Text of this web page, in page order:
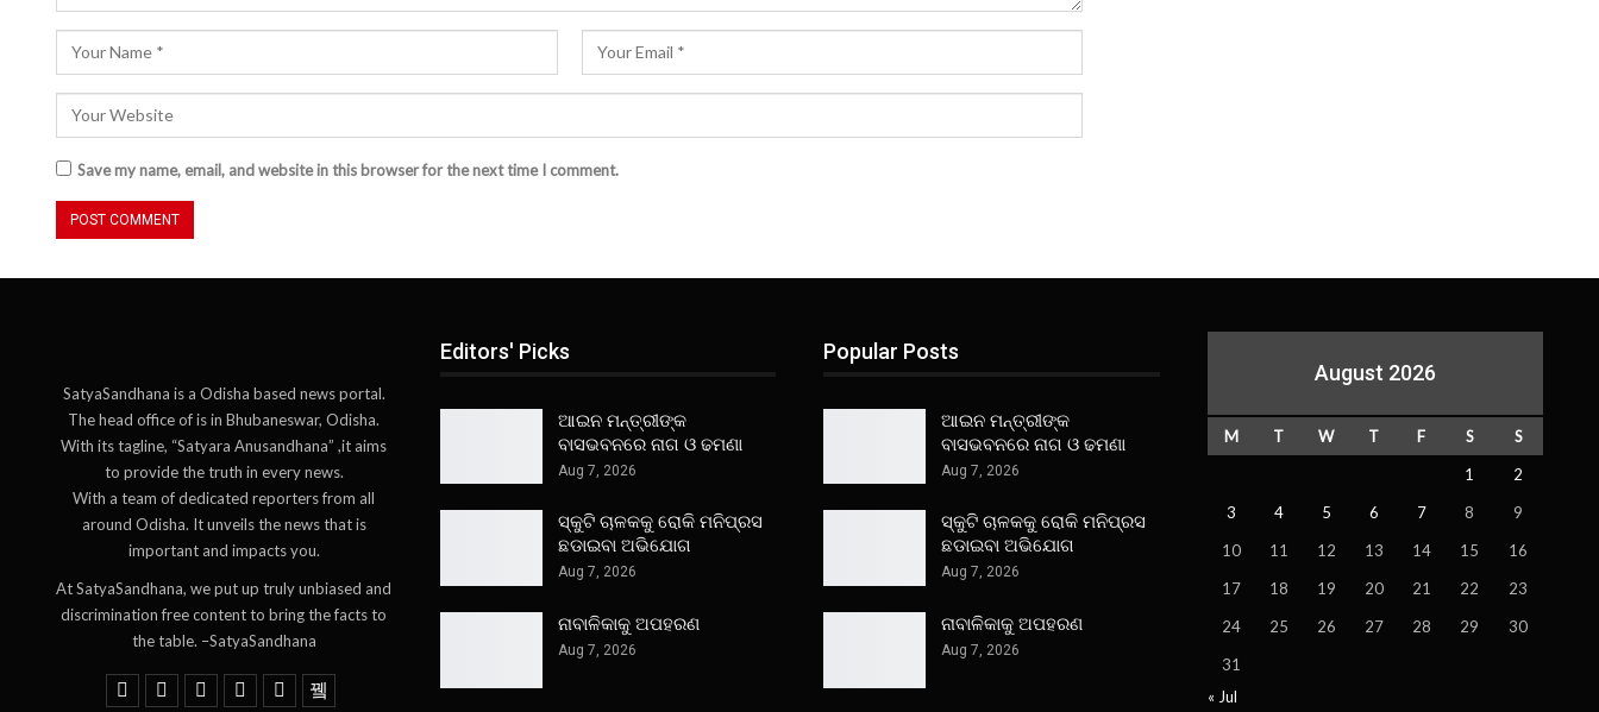
Save my name, email, and website in this browser for the next time I comment.
SatyaSandhana is a Odisha based news portal.
The head office of is in Bhubaneswar, Odisha.
With its tagline, “Satyara Anusandhana” ,it aims
to provide the truth in every news.
With a team of dedicated reporters from all
around Odisha. It unveils the news that is
important and impacts you.
At SatyaSandhana, we put up truly unbiased and
discrimination free content to bring the facts to
the table. –SatyaSandhana
Editors' Picks
ଆଇନ ମନ୍ତ୍ରୀଙ୍କ
ବାସଭବନରେ ନାଗ ଓ ଢମଣା
Aug 7, 2026
ସ୍କୁଟି ଚାଳକକୁ ରୋକି ମନିପ୍ରସ
ଛଡାଇବା ଅଭିଯୋଗ
Aug 7, 2026
ନାବାଳିକାକୁ ଅପହରଣ
Aug 7, 2026
Popular Posts
ଆଇନ ମନ୍ତ୍ରୀଙ୍କ
ବାସଭବନରେ ନାଗ ଓ ଢମଣା
Aug 7, 2026
ସ୍କୁଟି ଚାଳକକୁ ରୋକି ମନିପ୍ରସ
ଛଡାଇବା ଅଭିଯୋଗ
Aug 7, 2026
ନାବାଳିକାକୁ ଅପହରଣ
Aug 7, 2026
August 2026
M T W T F S
S
1
2
3
4 5 6 7 8
9
10
11 12 13 14 15
16
17
18 19 20 21 22
23
24
25 26 27 28 29
30
31
« Jul